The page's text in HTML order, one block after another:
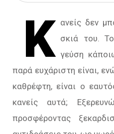
Κ ανείς δεν
σκιά του.
γεύση
παρά ευχάριστη είναι,
καθρέφτη, είναι ο
κανείς αυτά;
προσφέροντας